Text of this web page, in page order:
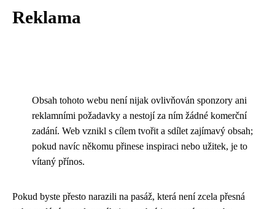
Reklama
Obsah tohoto webu není nijak ovlivňován sponzory ani
reklamními požadavky a nestojí za ním žádné komerční
zadání. Web vznikl s cílem tvořit a sdílet zajímavý obsah;
pokud navíc někomu přinese inspiraci nebo užitek, je to
vítaný přínos.
Pokud byste přesto narazili na pasáž, která není zcela přesná